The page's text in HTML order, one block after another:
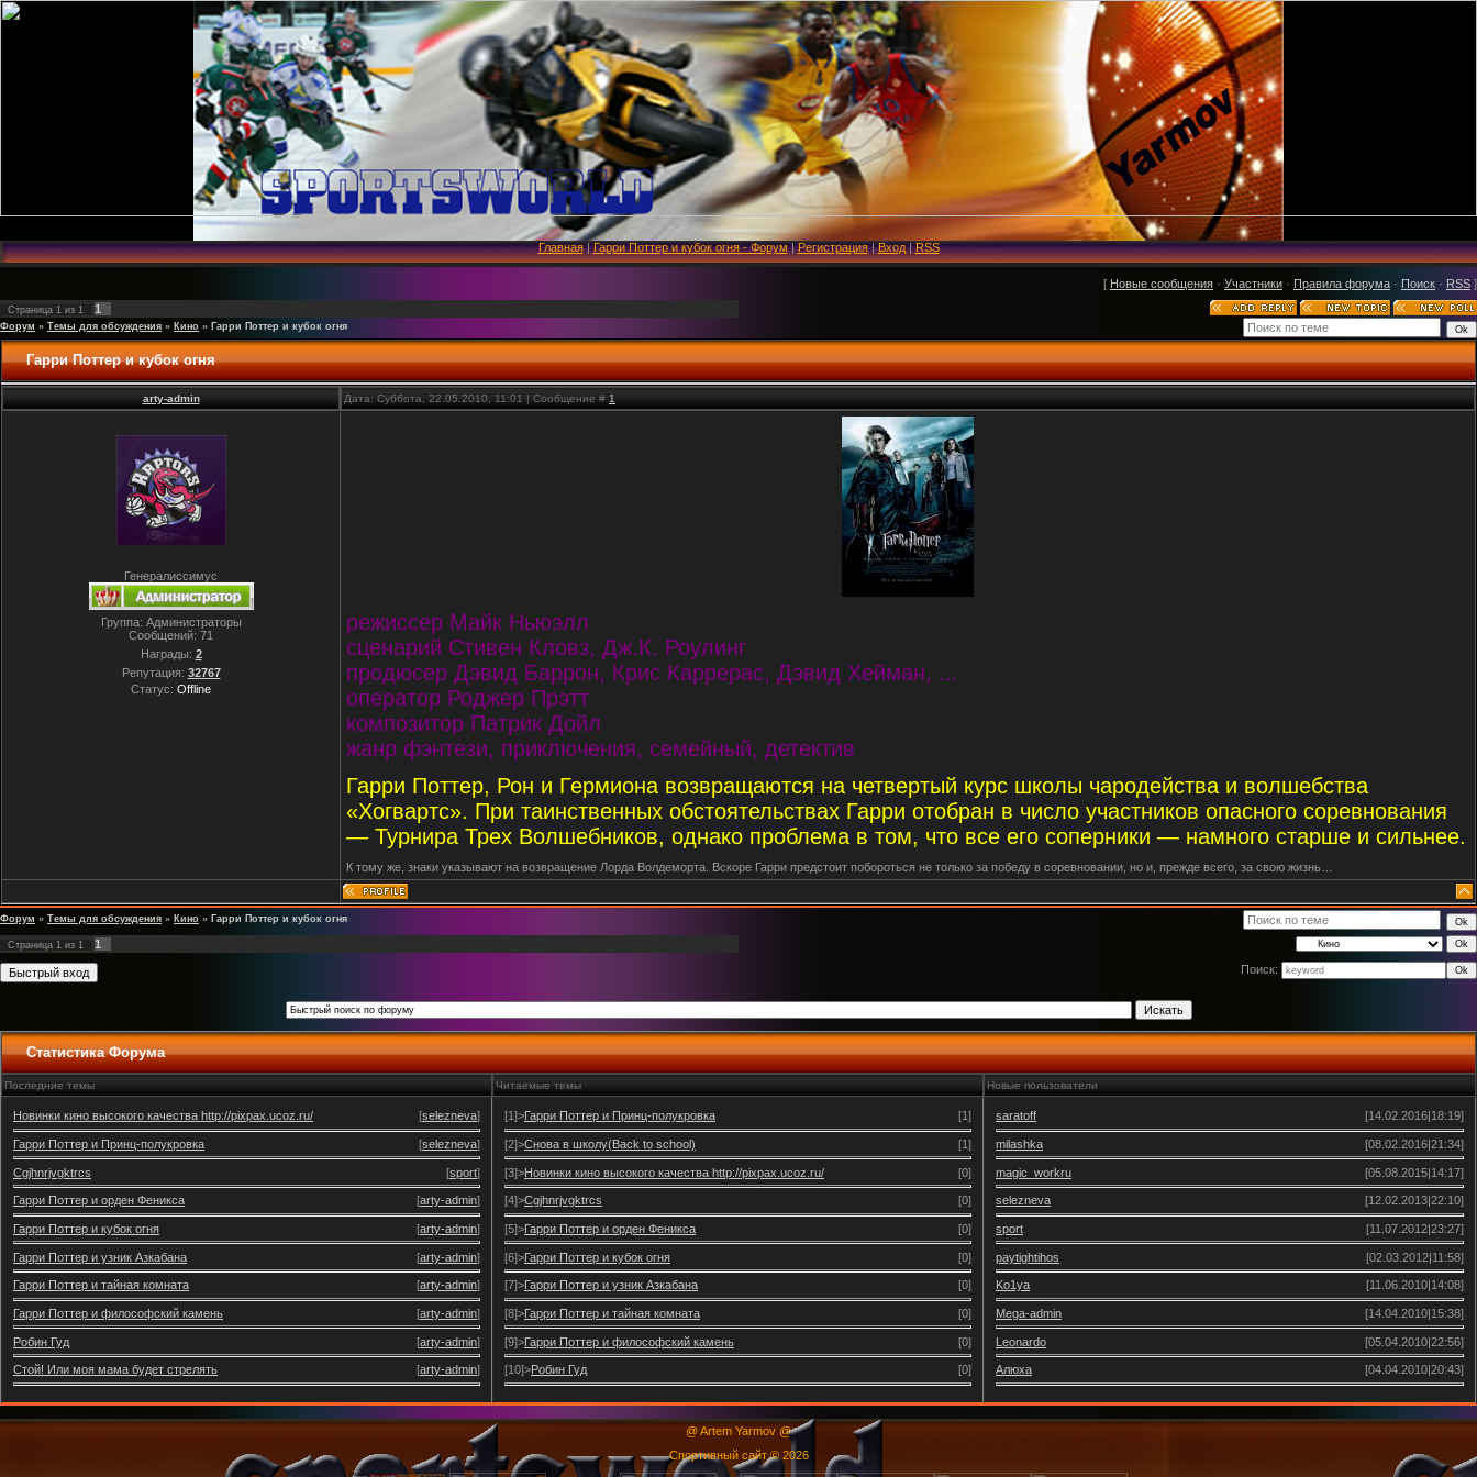
Главная|Гарри Поттер и кубок огня - Форум|Регистрация|Вход|RSS
[ Новые сообщения · Участники · Правила форума · Поиск · RSS ]
Страница 1 из 1 1
Форум » Темы для обсуждения » Кино » Гарри Поттер и кубок огня
Гарри Поттер и кубок огня
arty-admin Дата: Суббота, 22.05.2010, 11:01 | Сообщение # 1
Генералиссимус
Группа: Администраторы
Сообщений: 71
Награды: 2
Репутация: 32767
Статус: Offline
режиссер Майк Ньюэлл
сценарий Стивен Кловз, Дж.К. Роулинг
продюсер Дэвид Баррон, Крис Каррерас, Дэвид Хейман, ...
оператор Роджер Прэтт
композитор Патрик Дойл
жанр фэнтези, приключения, семейный, детектив
Гарри Поттер, Рон и Гермиона возвращаются на четвертый курс школы чародейства и волшебства
«Хогвартс». При таинственных обстоятельствах Гарри отобран в число участников опасного соревнования
— Турнира Трех Волшебников, однако проблема в том, что все его соперники — намного старше и сильнее.
К тому же, знаки указывают на возвращение Лорда Волдеморта. Вскоре Гарри предстоит побороться не только за победу в соревновании, но и, прежде всего, за свою жизнь…
Форум » Темы для обсуждения » Кино » Гарри Поттер и кубок огня
Страница 1 из 1
1
Поиск:
Статистика Форума
Последние темы Читаемые темы Новые пользователи
Новинки кино высокого качества http://pixpax.ucoz.ru/ [selezneva]
Гарри Поттер и Принц-полукровка [selezneva]
Cgjhnrjvgktrcs [sport]
Гарри Поттер и орден Феникса [arty-admin]
Гарри Поттер и кубок огня [arty-admin]
Гарри Поттер и узник Азкабана [arty-admin]
Гарри Поттер и тайная комната [arty-admin]
Гарри Поттер и философский камень [arty-admin]
Робин Гуд [arty-admin]
Стой! Или моя мама будет стрелять [arty-admin]
[1]>Гарри Поттер и Принц-полукровка [1]
[2]>Снова в школу(Back to school) [1]
[3]>Новинки кино высокого качества http://pixpax.ucoz.ru/ [0]
[4]>Cgjhnrjvgktrcs [0]
[5]>Гарри Поттер и орден Феникса [0]
[6]>Гарри Поттер и кубок огня [0]
[7]>Гарри Поттер и узник Азкабана [0]
[8]>Гарри Поттер и тайная комната [0]
[9]>Гарри Поттер и философский камень [0]
[10]>Робин Гуд [0]
saratoff [14.02.2016|18:19]
milashka [08.02.2016|21:34]
magic_workru [05.08.2015|14:17]
selezneva [12.02.2013|22:10]
sport [11.07.2012|23:27]
paytightihos [02.03.2012|11:58]
Ko1ya [11.06.2010|14:08]
Mega-admin [14.04.2010|15:38]
Leonardo [05.04.2010|22:56]
Алюха [04.04.2010|20:43]
@ Artem Yarmov @
Спортивный сайт © 2026